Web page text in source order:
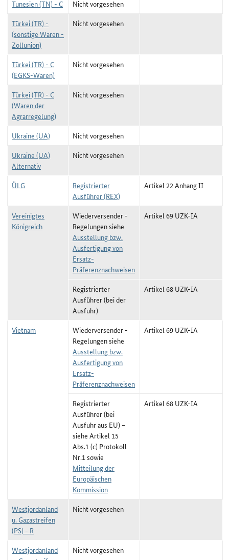
Tunesien (TN) - C
Nicht vorgesehen
Türkei (TR) -
(sonstige Waren -
Zollunion)
Nicht vorgesehen
Türkei (TR) - C
(EGKS-Waren)
Nicht vorgesehen
Türkei (TR) - C
(Waren der
Agrarregelung)
Nicht vorgesehen
Ukraine (UA)
Nicht vorgesehen
Ukraine (UA)
Alternativ
Nicht vorgesehen
ÜLG
Registrierter
Ausführer (REX)
Artikel 22 Anhang II
Vereinigtes
Königreich
Wiederversender -
Regelungen siehe
Ausstellung bzw.
Ausfertigung von
Ersatz-
Präferenznachweisen
Artikel 69 UZK-IA
Registrierter
Ausführer (bei der
Ausfuhr)
Artikel 68 UZK-IA
Vietnam
Wiederversender -
Regelungen siehe
Ausstellung bzw.
Ausfertigung von
Ersatz-
Präferenznachweisen
Artikel 69 UZK-IA
Registrierter
Ausführer (bei
Ausfuhr aus EU) –
siehe Artikel 15
Abs.1 (c) Protokoll
Nr.1 sowie
Mitteilung der
Europäischen
Kommission
Artikel 68 UZK-IA
Westjordanland
u. Gazastreifen
(PS) - R
Nicht vorgesehen
Westjordanland
Nicht vorgesehen